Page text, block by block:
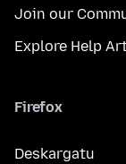
Join our
Explore Help
Firefox
Deskargatu